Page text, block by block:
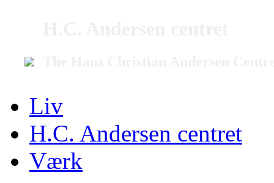
Liv
H.C. Andersen centret
Værk